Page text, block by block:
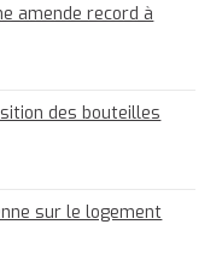
amende record à
des bouteilles
sur le logement